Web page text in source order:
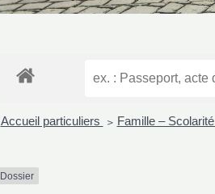
Accueil particuliers > Famille – Scolarité
Dossier